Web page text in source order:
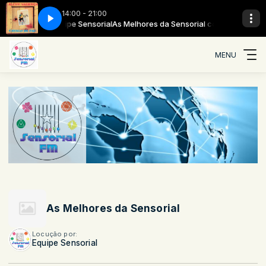
14:00 - 21:00
com Equipe SensorialAs Melhores da Sensorial com Equipe
Morena Tropicana Alceu Valença - Morena Tropicana
MENU
As Melhores da Sensorial
Locução por:
Equipe Sensorial